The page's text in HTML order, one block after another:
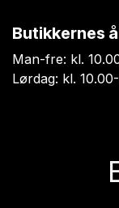
Butikkernes
Man-fre: kl.
Lørdag: kl.